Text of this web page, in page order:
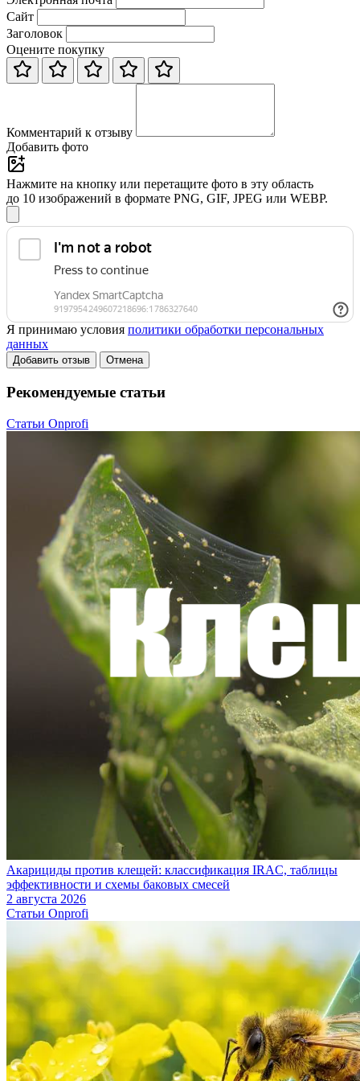
Сайт
Заголовок
Оцените покупку
Комментарий к отзыву
Добавить фото
Нажмите на кнопку или перетащите фото в эту область
до 10 изображений в формате PNG, GIF, JPEG или WEBP.
Я принимаю условия политики обработки персональных
данных
Добавить отзыв Отмена
Рекомендуемые статьи
Статьи Onprofi
Акарициды против клещей: классификация IRAC, таблицы
эффективности и схемы баковых смесей
2 августа 2026
Статьи Onprofi